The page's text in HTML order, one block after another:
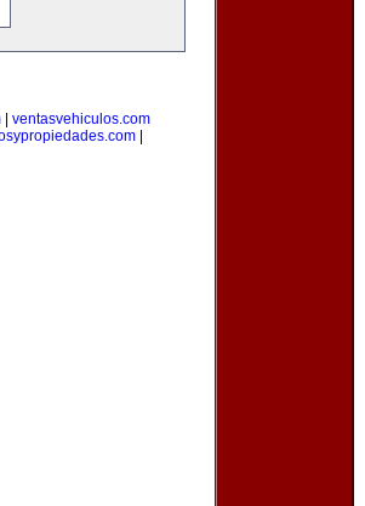
ventasvehiculos.com
|